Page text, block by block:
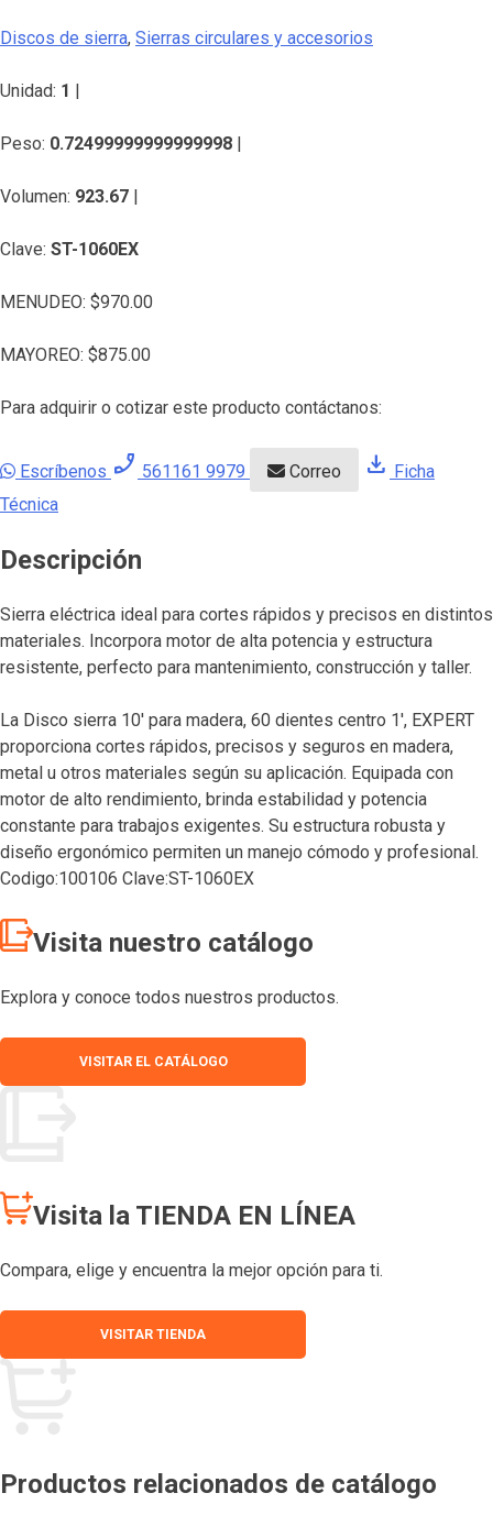
Discos de sierra, Sierras circulares y accesorios
Unidad: 1 |
Peso: 0.72499999999999998 |
Volumen: 923.67 |
Clave: ST-1060EX
MENUDEO: $970.00
MAYOREO: $875.00
Para adquirir o cotizar este producto contáctanos:
Escríbenos phone_enabled 561161 9979 Correo download Ficha
Técnica
Descripción
Sierra eléctrica ideal para cortes rápidos y precisos en distintos
materiales. Incorpora motor de alta potencia y estructura
resistente, perfecto para mantenimiento, construcción y taller.
La Disco sierra 10′ para madera, 60 dientes centro 1′, EXPERT
proporciona cortes rápidos, precisos y seguros en madera,
metal u otros materiales según su aplicación. Equipada con
motor de alto rendimiento, brinda estabilidad y potencia
constante para trabajos exigentes. Su estructura robusta y
diseño ergonómico permiten un manejo cómodo y profesional.
Codigo:100106 Clave:ST-1060EX
Visita nuestro catálogo
Explora y conoce todos nuestros productos.
VISITAR EL CATÁLOGO
Visita la TIENDA EN LÍNEA
Compara, elige y encuentra la mejor opción para ti.
VISITAR TIENDA
Productos relacionados de catálogo